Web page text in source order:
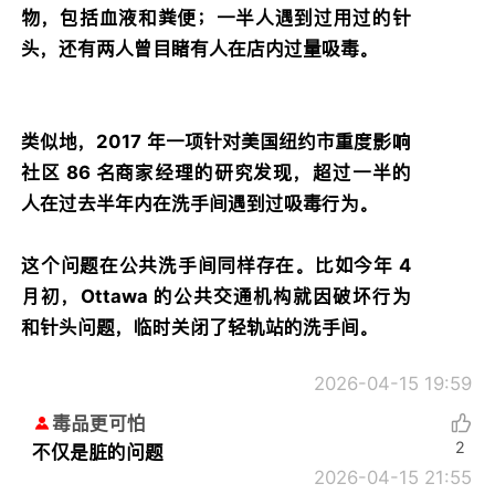
物，包括血液和粪便；一半人遇到过用过的针
头，还有两人曾目睹有人在店内过量吸毒。
类似地，2017 年一项针对美国纽约市重度影响
社区 86 名商家经理的研究发现，超过一半的
人在过去半年内在洗手间遇到过吸毒行为。
这个问题在公共洗手间同样存在。比如今年 4
月初，Ottawa 的公共交通机构就因破坏行为
和针头问题，临时关闭了轻轨站的洗手间。
2026-04-15 19:59
毒品更可怕
不仅是脏的问题
2026-04-15 21:55
2